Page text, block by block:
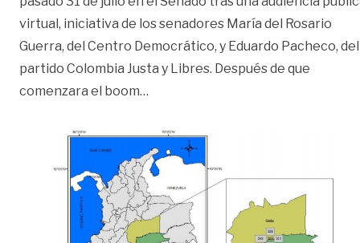
virtual, iniciativa de los senadores María del Rosario
Guerra, del Centro Democrático, y Eduardo Pacheco, del
partido Colombia Justa y Libres. Después de que
comenzara el boom…